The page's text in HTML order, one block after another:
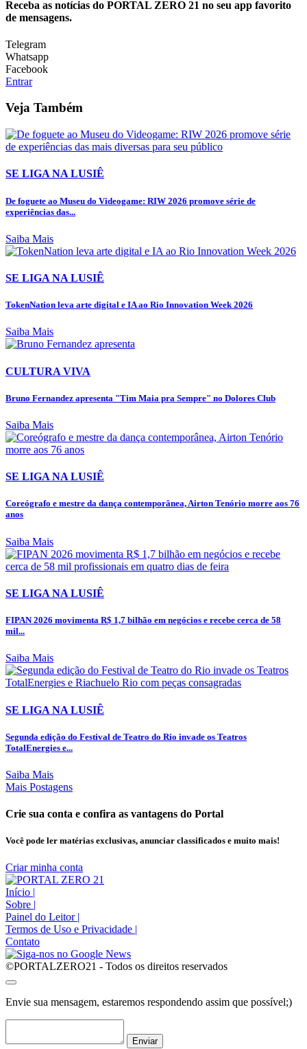
Receba as notícias do PORTAL ZERO 21 no seu app favorito
de mensagens.
Telegram
Whatsapp
Facebook
Entrar
Veja Também
SE LIGA NA LUSIÊ
De foguete ao Museu do Videogame: RIW 2026 promove série de
experiências das...
Saiba Mais
SE LIGA NA LUSIÊ
TokenNation leva arte digital e IA ao Rio Innovation Week 2026
Saiba Mais
CULTURA VIVA
Bruno Fernandez apresenta "Tim Maia pra Sempre" no Dolores Club
Saiba Mais
SE LIGA NA LUSIÊ
Coreógrafo e mestre da dança contemporânea, Airton Tenório morre aos 76
anos
Saiba Mais
SE LIGA NA LUSIÊ
FIPAN 2026 movimenta R$ 1,7 bilhão em negócios e recebe cerca de 58
mil...
Saiba Mais
SE LIGA NA LUSIÊ
Segunda edição do Festival de Teatro do Rio invade os Teatros
TotalEnergies e...
Saiba Mais
Mais Postagens
Crie sua conta e confira as vantagens do Portal
Você pode ler matérias exclusivas, anunciar classificados e muito mais!
Criar minha conta
Início
Sobre
Painel do Leitor
Termos de Uso e Privacidade
Contato
©PORTALZERO21 - Todos os direitos reservados
Envie sua mensagem, estaremos respondendo assim que possível;)
Enviar